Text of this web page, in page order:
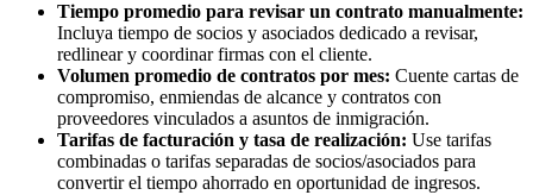
Tiempo promedio para revisar un contrato manualmente:
Incluya tiempo de socios y asociados dedicado a revisar,
redlinear y coordinar firmas con el cliente.
Volumen promedio de contratos por mes: Cuente cartas de
compromiso, enmiendas de alcance y contratos con
proveedores vinculados a asuntos de inmigración.
Tarifas de facturación y tasa de realización: Use tarifas
combinadas o tarifas separadas de socios/asociados para
convertir el tiempo ahorrado en oportunidad de ingresos.